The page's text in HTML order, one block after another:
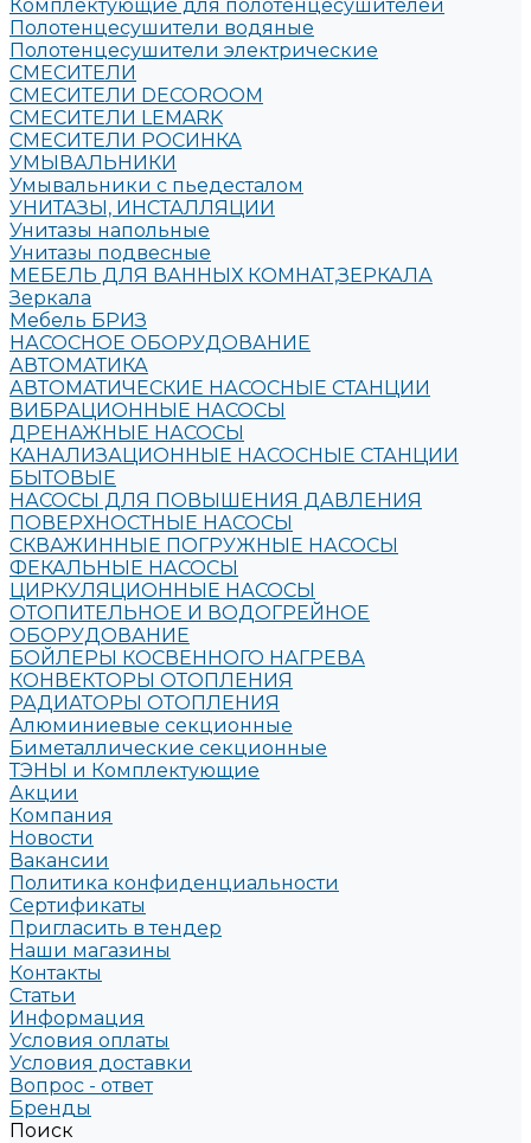
Комплектующие для полотенцесушителей
Полотенцесушители водяные
Полотенцесушители электрические
СМЕСИТЕЛИ
СМЕСИТЕЛИ DECOROOM
СМЕСИТЕЛИ LEMARK
СМЕСИТЕЛИ РОСИНКА
УМЫВАЛЬНИКИ
Умывальники с пьедесталом
УНИТАЗЫ, ИНСТАЛЛЯЦИИ
Унитазы напольные
Унитазы подвесные
МЕБЕЛЬ ДЛЯ ВАННЫХ КОМНАТ,ЗЕРКАЛА
Зеркала
Мебель БРИЗ
НАСОСНОЕ ОБОРУДОВАНИЕ
АВТОМАТИКА
АВТОМАТИЧЕСКИЕ НАСОСНЫЕ СТАНЦИИ
ВИБРАЦИОННЫЕ НАСОСЫ
ДРЕНАЖНЫЕ НАСОСЫ
КАНАЛИЗАЦИОННЫЕ НАСОСНЫЕ СТАНЦИИ
БЫТОВЫЕ
НАСОСЫ ДЛЯ ПОВЫШЕНИЯ ДАВЛЕНИЯ
ПОВЕРХНОСТНЫЕ НАСОСЫ
СКВАЖИННЫЕ ПОГРУЖНЫЕ НАСОСЫ
ФЕКАЛЬНЫЕ НАСОСЫ
ЦИРКУЛЯЦИОННЫЕ НАСОСЫ
ОТОПИТЕЛЬНОЕ И ВОДОГРЕЙНОЕ
ОБОРУДОВАНИЕ
БОЙЛЕРЫ КОСВЕННОГО НАГРЕВА
КОНВЕКТОРЫ ОТОПЛЕНИЯ
РАДИАТОРЫ ОТОПЛЕНИЯ
Алюминиевые секционные
Биметаллические секционные
ТЭНЫ и Комплектующие
Акции
Компания
Новости
Вакансии
Политика конфиденциальности
Сертификаты
Пригласить в тендер
Наши магазины
Контакты
Статьи
Информация
Условия оплаты
Условия доставки
Вопрос - ответ
Бренды
Поиск